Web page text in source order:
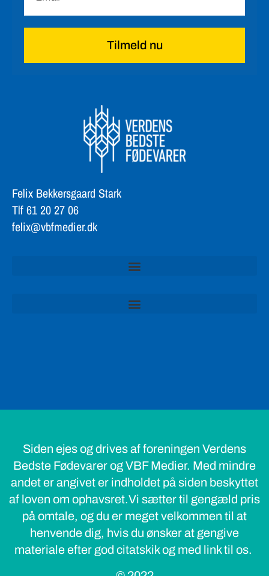
Tilmeld nu
Felix Bekkersgaard Stark
Tlf 61 20 27 06
felix@vbfmedier.dk
Siden ejes og drives af foreningen Verdens
Bedste Fødevarer og VBF Medier. Med mindre
andet er angivet er indholdet på siden beskyttet
af loven om ophavsret.Vi sætter til gengæld pris
på omtale, og du er meget velkommen til at
henvende dig, hvis du ønsker at gengive
materiale efter god citatskik og med link til os.